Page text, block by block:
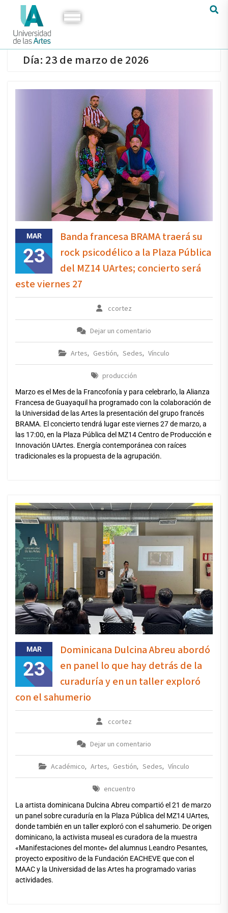
Día: 23 de marzo de 2026
MAR
23
Banda francesa BRAMA traerá su
rock psicodélico a la Plaza Pública
del MZ14 UArtes; concierto será
este viernes 27
ccortez
Dejar un comentario
Artes, Gestión, Sedes, Vínculo
producción
Marzo es el Mes de la Francofonía y para celebrarlo, la Alianza
Francesa de Guayaquil ha programado con la colaboración de
la Universidad de las Artes la presentación del grupo francés
BRAMA. El concierto tendrá lugar este viernes 27 de marzo, a
las 17:00, en la Plaza Pública del MZ14 Centro de Producción e
Innovación UArtes. Energía contemporánea con raíces
tradicionales es la propuesta de la agrupación.
MAR
23
Dominicana Dulcina Abreu abordó
en panel lo que hay detrás de la
curaduría y en un taller exploró
con el sahumerio
ccortez
Dejar un comentario
Académico, Artes, Gestión, Sedes, Vínculo
encuentro
La artista dominicana Dulcina Abreu compartió el 21 de marzo
un panel sobre curaduría en la Plaza Pública del MZ14 UArtes,
donde también en un taller exploró con el sahumerio. De origen
dominicano, la activista museal es curadora de la muestra
«Manifestaciones del monte» del alumnus Leandro Pesantes,
proyecto expositivo de la Fundación EACHEVE que con el
MAAC y la Universidad de las Artes ha programado varias
actividades.